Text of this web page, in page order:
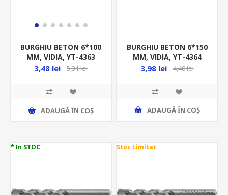
BURGHIU BETON 6*100
MM, VIDIA, YT-4363
3,48 lei 5,31 lei
ADAUGĂ ȊN COŞ
BURGHIU BETON 6*150
MM, VIDIA, YT-4364
3,98 lei 4,48 lei
ADAUGĂ ȊN COŞ
* In STOC Stoc Limitat